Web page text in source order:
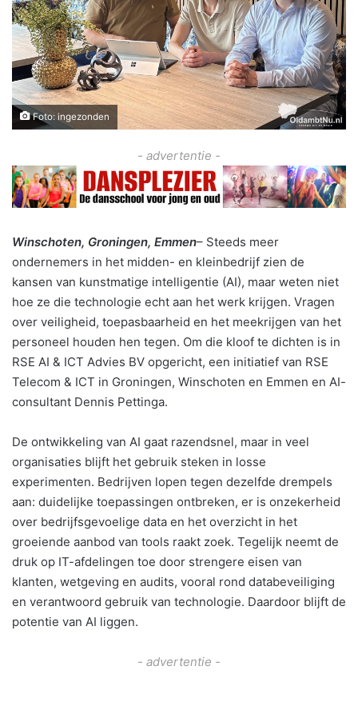
Foto: ingezonden
- advertentie -
Winschoten, Groningen, Emmen– Steeds meer
ondernemers in het midden- en kleinbedrijf zien de
kansen van kunstmatige intelligentie (AI), maar weten niet
hoe ze die technologie echt aan het werk krijgen. Vragen
over veiligheid, toepasbaarheid en het meekrijgen van het
personeel houden hen tegen. Om die kloof te dichten is in
RSE AI & ICT Advies BV opgericht, een initiatief van RSE
Telecom & ICT in Groningen, Winschoten en Emmen en AI-
consultant Dennis Pettinga.
De ontwikkeling van AI gaat razendsnel, maar in veel
organisaties blijft het gebruik steken in losse
experimenten. Bedrijven lopen tegen dezelfde drempels
aan: duidelijke toepassingen ontbreken, er is onzekerheid
over bedrijfsgevoelige data en het overzicht in het
groeiende aanbod van tools raakt zoek. Tegelijk neemt de
druk op IT-afdelingen toe door strengere eisen van
klanten, wetgeving en audits, vooral rond databeveiliging
en verantwoord gebruik van technologie. Daardoor blijft de
potentie van AI liggen.
- advertentie -